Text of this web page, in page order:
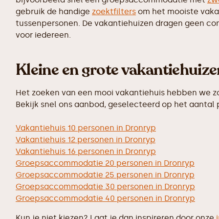
gebruik de handige zoektfilters om het mooiste
tussenpersonen. De vakantiehuizen dragen geen
voor iedereen.
Kleine en grote
Het zoeken van een mooi vakantiehuis hebben we
Bekijk snel ons aanbod, geselecteerd op het aantal
Vakantiehuis 10 personen in Dronryp
Vakantiehuis 12 personen in Dronryp
Vakantiehuis 16 personen in Dronryp
Groepsaccommodatie 20 personen in Dronryp
Groepsaccommodatie 25 personen in Dronryp
Groepsaccommodatie 30 personen in Dronryp
Groepsaccommodatie 40 personen in Dronryp